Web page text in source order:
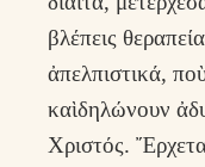
βλέπεις
ἀπελπιστικά,
καὶδηλώνουν
Χριστός.